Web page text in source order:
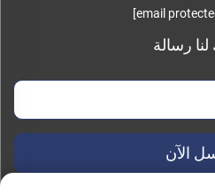
لنا رسالة
الآن